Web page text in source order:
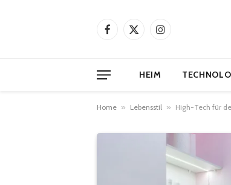
Facebook
X
Instagram
HEIM
Home » Lebensstil » High-Tech für